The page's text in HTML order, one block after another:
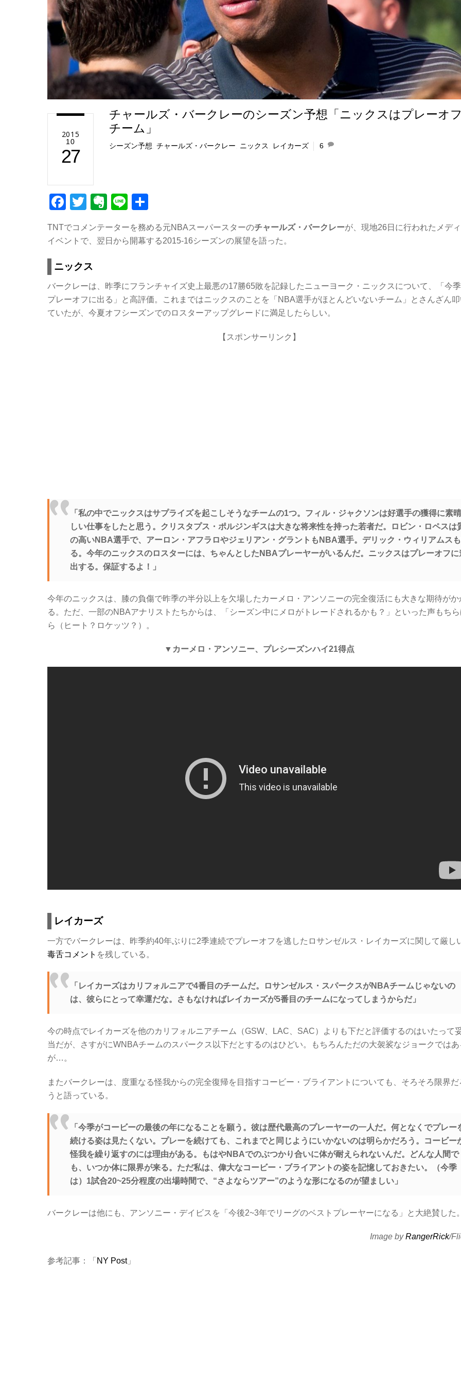
2015
10
27
チャールズ・バークレーのシーズン予想「ニックスはプレーオフ
チーム」
シーズン予想 ,チャールズ・バークレー ニックス レイカーズ 6
F
c
b
o
o
k
T
tt
E
er
e
Li
e
TNTでコメンテーターを務める元NBAスーパースターのチャールズ・バークレーが、現地26日に行われたメデ
イベントで、翌日から開幕する2015-16シーズンの展望を語った。
ニックス
バークレーは、昨季にフランチャイズ史上最悪の17勝65敗を記録したニューヨーク・ニックスについて、「今
プレーオフに出る」と高評価。これまではニックスのことを「NBA選手がほとんどいないチーム」とさんざん叩
ていたが、今夏オフシーズンでのロスターアップグレードに満足したらしい。
【スポンサーリンク】
「私の中でニックスはサプライズを起こしそうなチームの1つ。フィル・ジャクソンは好選手の獲得に素
しい仕事をしたと思う。クリスタプス・ポルジンギスは大きな将来性を持った若者だ。ロビン・ロペスは
の高いNBA選手で、アーロン・アフラロやジェリアン・グラントもNBA選手。デリック・ウィリアムス
る。今年のニックスのロスターには、ちゃんとしたNBAプレーヤーがいるんだ。ニックスはプレーオフに
出する。保証するよ！」
今年のニックスは、膝の負傷で昨季の半分以上を欠場したカーメロ・アンソニーの完全復活にも大きな期待がか
る。ただ、一部のNBAアナリストたちからは、「シーズン中にメロがトレードされるかも？」といった声もちら
ら（ヒート？ロケッツ？）。
▼カーメロ・アンソニー、プレシーズンハイ21得点
レイカーズ
一方でバークレーは、昨季約40年ぶりに2季連続でプレーオフを逃したロサンゼルス・レイカーズに関して厳し
毒舌コメント を残している。
「レイカーズはカリフォルニアで4番目のチームだ。ロサンゼルス・スパークスがNBAチームじゃないの
は、彼らにとって幸運だな。さもなければレイカーズが5番目のチームになってしまうからだ」
今の時点でレイカーズを他のカリフォルニアチーム（GSW、LAC、SAC）よりも下だと評価するのはいたって
当だが、さすがにWNBAチームのスパークス以下だとするのはひどい。もちろんただの大袈裟なジョークではあ
が…。
またバークレーは、度重なる怪我からの完全復帰を目指すコービー・ブライアントについても、そろそろ限界だ
うと語っている。
「今季がコービーの最後の年になることを願う。彼は歴代最高のプレーヤーの一人だ。何となくでプレー
続ける姿は見たくない。プレーを続けても、これまでと同じようにいかないのは明らかだろう。コービー
怪我を繰り返すのには理由がある。もはやNBAでのぶつかり合いに体が耐えられないんだ。どんな人間で
も、いつか体に限界が来る。ただ私は、偉大なコービー・ブライアントの姿を記憶しておきたい。（今季
は）1試合20~25分程度の出場時間で、“さよならツアー”のような形になるのが望ましい」
バークレーは他にも、アンソニー・デイビスを「今後2~3年でリーグのベストプレーヤーになる」と大絶賛した。
Image byRangerRick/
参考記事：「 NY Post」